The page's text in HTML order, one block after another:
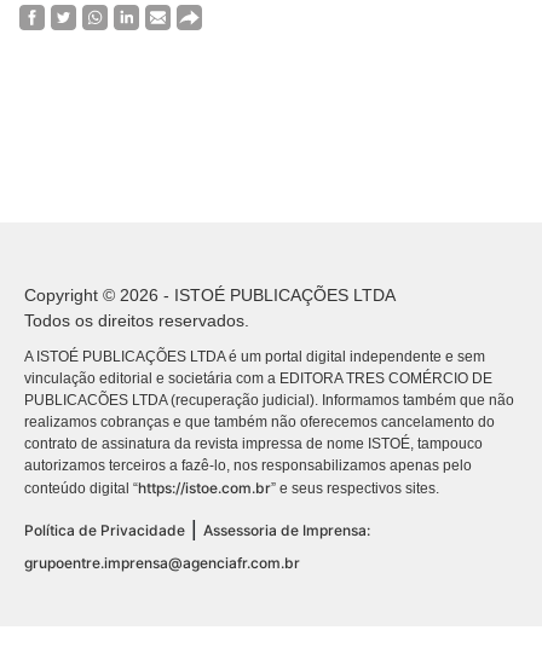
Copyright © 2026 - ISTOÉ PUBLICAÇÕES LTDA
Todos os direitos reservados.
A ISTOÉ PUBLICAÇÕES LTDA é um portal digital independente e sem
vinculação editorial e societária com a EDITORA TRES COMÉRCIO DE
PUBLICACÕES LTDA (recuperação judicial). Informamos também que não
realizamos cobranças e que também não oferecemos cancelamento do
contrato de assinatura da revista impressa de nome ISTOÉ, tampouco
autorizamos terceiros a fazê-lo, nos responsabilizamos apenas pelo
conteúdo digital “https://istoe.com.br” e seus respectivos sites.
Política de Privacidade
Assessoria de Imprensa:
grupoentre.imprensa@agenciafr.com.br